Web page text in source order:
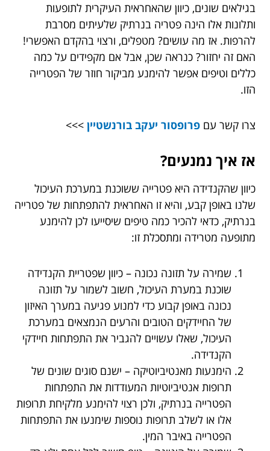
בגילאים שונים, כיוון שהאחראית העיקרית לתופעות
ותלונות אלו הינה פטריה בנרתיק שלעיתים מסרבת
להרפות. אז מה עושים? מטפלים, ורצוי בהקדם האפשרי!
האם זה יחזור? כנראה שכן, אבל אם מקפידים על כמה
כללים וטיפים אפשר להימנע מביקור חוזר של הפטרייה
הזו.
צרו קשר עם פרופסור יעקב בורנשטיין >>>
אז איך נמנעים?
כיוון שהקנדידה היא פטרייה ששוכנת במערכת העיכול
שלנו באופן קבע, והיא זו האחראית להתפתחות של פטרייה
בנרתיק, כדאי להכיר כמה טיפים שיסייעו לכן להימנע
מתופעה מטרידה ומתסכלת זו:
שמירה על תזונה נכונה – כיוון שפטריית הקנדידה
שוכנת במערת העיכול, חשוב לשמור על תזונה
נכונה באופן קבוע כדי למנוע פגיעה במערך האיזון
של החיידקים הטובים והרעים הנמצאים במערכת
העיכול, שאלו עשויים להגביר את התפתחות חיידקי
הקנדידה.
הימנעות מאנטיביוטיקה – ישנם סוגים שונים של
תרופות אנטיביוטיות המעודדות את התפתחות
הפטרייה בנרתיק, ולכן רצוי להימנע מלקיחת תרופות
אלו או לשלב תרופות נוספות שימנעו את התפתחות
הפטרייה באיבר המין.